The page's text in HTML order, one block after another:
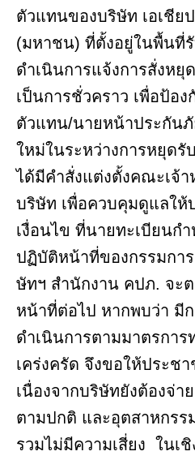
ตัวแทนของบริษัท เอเชีย
(มหาชน) ที่ตั้งอยู่ในพื้นที่
ดำเนินการแจ้งการสั่งห
เป็นการชั่วคราว เพื่อป้อ
ตัวแทน/นายหน้าประกันภั
ใหม่ในระหว่างการหยุด
ได้มีคำสั่งแต่งตั้งคณะเจ้า
บริษัท เพื่อควบคุมดูแลให้
เงื่อนไข ที่นายทะเบียนก
ปฏิบัติหน้าที่ของกรรมกา
ษัทฯ สำนักงาน คปภ. จะ
หน้าที่ต่อไป หากพบว่า มี
ดำเนินการตามมาตรการ
เคร่งครัด จึงขอให้ประช
เนื่องจากบริษัทยังต้องจ่
ตามปกติ และอุตสาหกรร
รวมไม่มีความเสี่ยง ในเ